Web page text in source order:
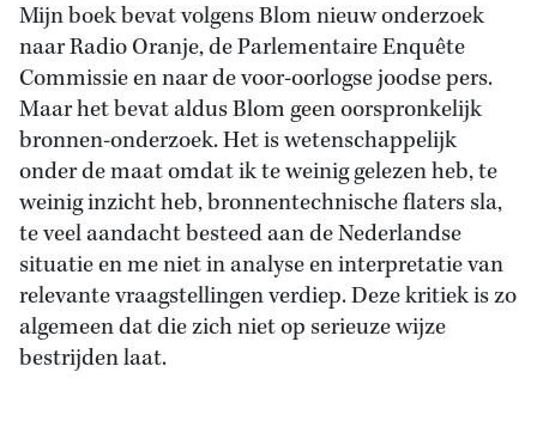
Mijn boek bevat volgens Blom nieuw onderzoek
naar Radio Oranje, de Parlementaire Enquête
Commissie en naar de voor-oorlogse joodse pers.
Maar het bevat aldus Blom geen oorspronkelijk
bronnen-onderzoek. Het is wetenschappelijk
onder de maat omdat ik te weinig gelezen heb, te
weinig inzicht heb, bronnentechnische flaters sla,
te veel aandacht besteed aan de Nederlandse
situatie en me niet in analyse en interpretatie van
relevante vraagstellingen verdiep. Deze kritiek is zo
algemeen dat die zich niet op serieuze wijze
bestrijden laat.